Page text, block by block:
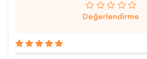
Değerlendirme